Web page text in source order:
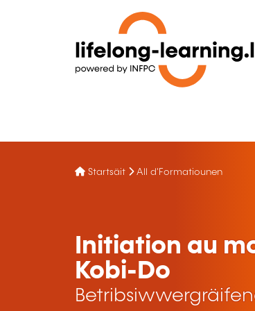
Startsäit All d'Formatiounen
Initiation au
Kobi-Do